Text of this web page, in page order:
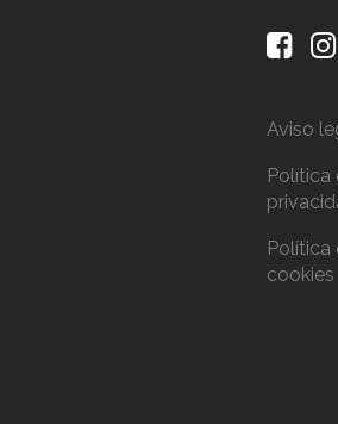
Aviso
Política
Política
cookies